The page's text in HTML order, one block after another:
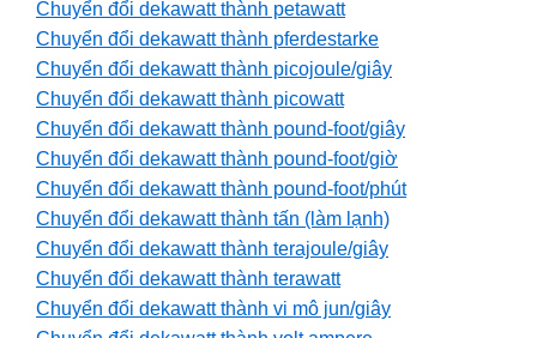
Chuyển đổi dekawatt thành petawatt
Chuyển đổi dekawatt thành pferdestarke
Chuyển đổi dekawatt thành picojoule/giây
Chuyển đổi dekawatt thành picowatt
Chuyển đổi dekawatt thành pound-foot/giây
Chuyển đổi dekawatt thành pound-foot/giờ
Chuyển đổi dekawatt thành pound-foot/phút
Chuyển đổi dekawatt thành tấn (làm lạnh)
Chuyển đổi dekawatt thành terajoule/giây
Chuyển đổi dekawatt thành terawatt
Chuyển đổi dekawatt thành vi mô jun/giây